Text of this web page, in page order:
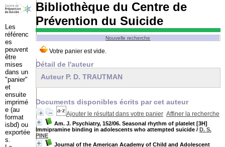
Bibliothèque du Centre de
Prévention du Suicide
Nouvelle recherche
Détail de l'auteur
Auteur P. D. TRAUTMAN
Documents disponibles écrits par cet auteur
Ajouter le résultat dans votre panier Affiner la recherche
Am. J. Psychiatry, 152/06. Seasonal rhythm of platelet [3H]
Immipramine binding in adolescents who attempted suicide/ D. S.
PINE
Journal of the American Academy of Child and Adolescent
Les
référenc
es
peuvent
être
mises
dans un
"panier"
et
ensuite
imprimé
e (au
format
isbd) ou
exportée
s.